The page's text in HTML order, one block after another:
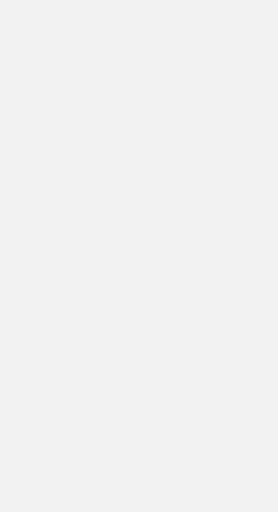
zum Umgang mit Daten finden Sie
ersten kommerziellen
Deutschland in